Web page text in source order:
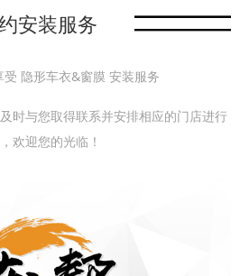
安装服务
隐形车衣&窗膜 安装服务
时与您取得联系并安排相应的门店进行
欢迎您的光临！